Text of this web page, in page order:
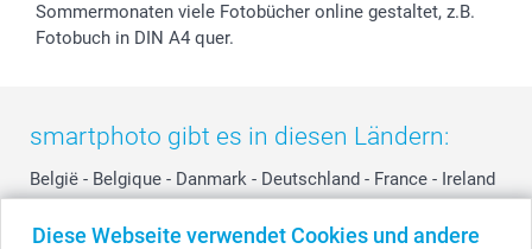
Diese Webseite verwendet Cookies und andere
Sommermonaten viele Fotobücher online gestaltet, z.B.
Fotobuch in DIN A4 quer.
smartphoto gibt es in diesen Ländern:
België - Belgique - Danmark - Deutschland - France - Ireland
Switzerland - Suomi - Sverige - United Kingdom -